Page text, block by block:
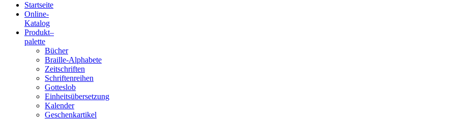
Blindenschrift-
Verlag
Druckerei
gGmbH
Startseite
Online-
Katalog
Produkt–
palette
Bücher
Braille-Alphabete
Zeitschriften
Schriftenreihen
Gotteslob
Einheitsübersetzung
Kalender
Geschenkartikel